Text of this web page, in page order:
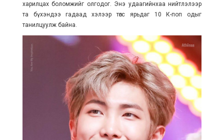
харилцах боломжийг олгодог. Энэ удаагийнхаа нийтлэлээр
та бүхэндээ гадаад хэлээр төгс ярьдаг 10 К-поп одыг
танилцуулж байна.